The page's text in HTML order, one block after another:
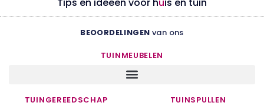
Tips en ideeën voor huis en tuin
BEOORDELINGEN van ons
TUINMEUBELEN
TUINGEREEDSCHAP TUINSPULLEN